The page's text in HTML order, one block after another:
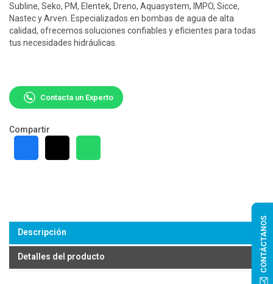
Subline, Seko, PM, Elentek, Dreno, Aquasystem, IMPO, Sicce,
Nastec y Arven. Especializados en bombas de agua de alta
calidad, ofrecemos soluciones confiables y eficientes para todas
tus necesidades hidráulicas.
Contacta un Experto
Compartir
Descripción
Detalles del producto CONTÁCTANOS